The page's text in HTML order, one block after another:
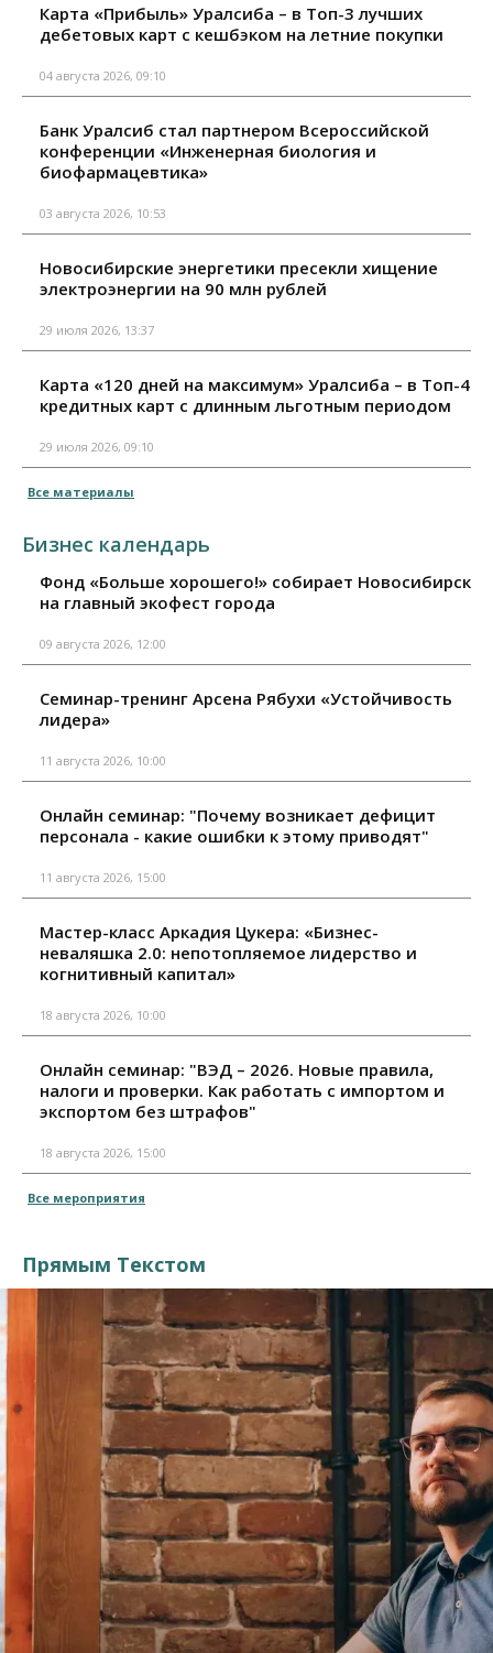
Карта «Прибыль» Уралсиба – в Топ-3 лучших
дебетовых карт с кешбэком на летние покупки
04 августа 2026, 09:10
Банк Уралсиб стал партнером Всероссийской
конференции «Инженерная биология и
биофармацевтика»
03 августа 2026, 10:53
Новосибирские энергетики пресекли хищение
электроэнергии на 90 млн рублей
29 июля 2026, 13:37
Карта «120 дней на максимум» Уралсиба – в Топ-4
кредитных карт с длинным льготным периодом
29 июля 2026, 09:10
Все материалы
Бизнес календарь
Фонд «Больше хорошего!» собирает Новосибирск
на главный экофест города
09 августа 2026, 12:00
Семинар-тренинг Арсена Рябухи «Устойчивость
лидера»
11 августа 2026, 10:00
Онлайн семинар: "Почему возникает дефицит
персонала - какие ошибки к этому приводят"
11 августа 2026, 15:00
Мастер-класс Аркадия Цукера: «Бизнес-
неваляшка 2.0: непотопляемое лидерство и
когнитивный капитал»
18 августа 2026, 10:00
Онлайн семинар: "ВЭД – 2026. Новые правила,
налоги и проверки. Как работать с импортом и
экспортом без штрафов"
18 августа 2026, 15:00
Все мероприятия
Прямым Текстом